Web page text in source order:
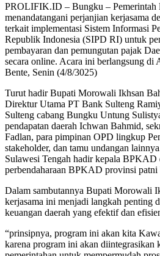
PROLIFIK.ID – Bungku – Pemerintah
menandatangani perjanjian kerjasama
terkait implementasi Sistem Informasi
Republik Indonesia (SIPD RI) untuk
pembayaran dan pemungutan pajak
secara online. Acara ini berlangsung di
Bente, Senin (4/8/3025)
Turut hadir Bupati Morowali Ikhsan
Direktur Utama PT Bank Sulteng
Sulteng cabang Bungku Untung
pendapatan daerah Ichwan Bahmid,
Fadlan, para pimpinan OPD lingkup
stakeholder, dan tamu undangan
Sulawesi Tengah hadir kepala
perbendaharaan BPKAD provinsi patni
Dalam sambutannya Bupati Morowali
kerjasama ini menjadi langkah penting
keuangan daerah yang efektif dan
“prinsipnya, program ini akan kita
karena program ini akan diintegrasikan